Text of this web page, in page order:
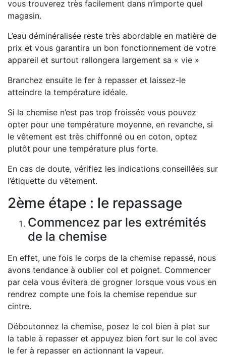
vous trouverez très facilement dans n’importe quel
magasin.
L’eau déminéralisée reste très abordable en matière de
prix et vous garantira un bon fonctionnement de votre
appareil et surtout rallongera largement sa « vie »
Branchez ensuite le fer à repasser et laissez-le
atteindre la température idéale.
Si la chemise n’est pas trop froissée vous pouvez
opter pour une température moyenne, en revanche, si
le vêtement est très chiffonné ou en coton, optez
plutôt pour une température plus forte.
En cas de doute, vérifiez les indications conseillées sur
l’étiquette du vêtement.
2ème étape : le repassage
Commencez par les extrémités
de la chemise
En effet, une fois le corps de la chemise repassé, nous
avons tendance à oublier col et poignet. Commencer
par cela vous évitera de grogner lorsque vous vous en
rendrez compte une fois la chemise rependue sur
cintre.
Déboutonnez la chemise, posez le col bien à plat sur
la table à repasser et appuyez bien fort sur le col avec
le fer à repasser en actionnant la vapeur.